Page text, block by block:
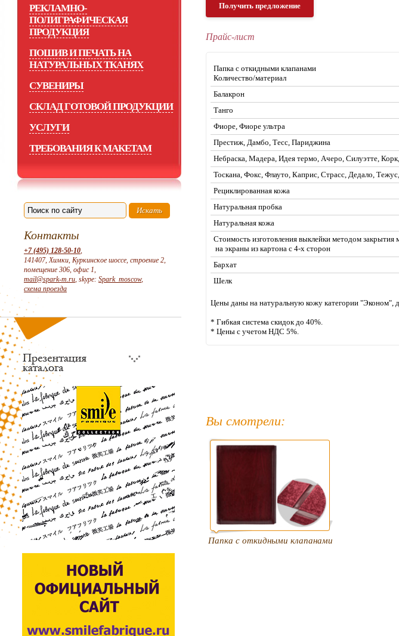
РЕКЛАМНО-
ПОЛИГРАФИЧЕСКАЯ
ПРОДУКЦИЯ
ПОШИВ И ПЕЧАТЬ НА
НАТУРАЛЬНЫХ ТКАНЯХ
СУВЕНИРЫ
СКЛАД ГОТОВОЙ ПРОДУКЦИИ
УСЛУГИ
ТРЕБОВАНИЯ К МАКЕТАМ
Контакты
+7 (495) 128-50-10,
141407, Химки, Куркинское шоссе, строение 2,
помещение 306, офис 1,
mail@spark-m.ru, skype: Spark_moscow,
схема проезда
Получить предложение
Прайс-лист
Папка c откидными клапанами
Количество/материал
Балакрон
Танго
Фиоре, Фиоре ультра
Престиж, Дамбо, Тесс, Париджина
Небраска, Мадера, Идея термо, Ачеро, Силуэтте,
Тоскана, Фокс, Флауто, Каприс, Страсс, Дедало,
Рециклированная кожа
Натуральная пробка
Натуральная кожа
Стоимость изготовления выклейки методом закрытия
на экраны из картона с 4-х сторон
Бархат
Шелк
Цены даны на натуральную кожу категории "Эконом",
* Гибкая система скидок до 40%.
* Цены с учетом НДС 5%.
Вы смотрели:
Папка с откидными клапанами